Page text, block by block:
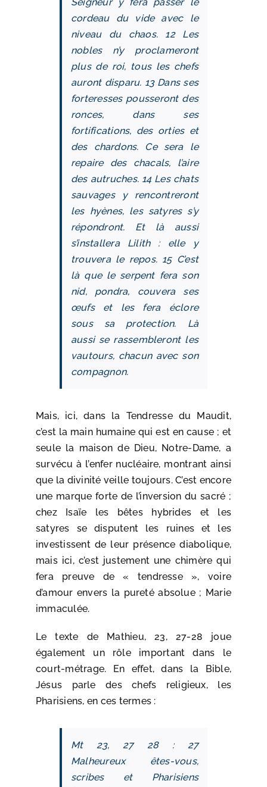
cordeau du vide avec le
niveau du chaos. 12 Les
nobles n’y proclameront
plus de roi, tous les chefs
auront disparu. 13 Dans ses
forteresses pousseront des
ronces, dans ses
fortifications, des orties et
des chardons. Ce sera le
repaire des chacals, l’aire
des autruches. 14 Les chats
sauvages y rencontreront
les hyènes, les satyres s’y
répondront. Et là aussi
s’installera Lilith : elle y
trouvera le repos. 15 C’est
là que le serpent fera son
nid, pondra, couvera ses
œufs et les fera éclore
sous sa protection. Là
aussi se rassembleront les
vautours, chacun avec son
compagnon.
Mais, ici, dans la Tendresse du Maudit,
c’est la main humaine qui est en cause ; et
seule la maison de Dieu, Notre-Dame, a
survécu à l’enfer nucléaire, montrant ainsi
que la divinité veille toujours. C’est encore
une marque forte de l’inversion du sacré ;
chez Isaïe les bêtes hybrides et les
satyres se disputent les ruines et les
investissent de leur présence diabolique,
mais ici, c’est justement une chimère qui
fera preuve de « tendresse », voire
d’amour envers la pureté absolue ; Marie
immaculée.
Le texte de Mathieu, 23, 27-28 joue
également un rôle important dans le
court-métrage. En effet, dans la Bible,
Jésus parle des chefs religieux, les
Pharisiens, en ces termes :
Mt 23, 27 28 : 27
Malheureux êtes-vous,
scribes et Pharisiens